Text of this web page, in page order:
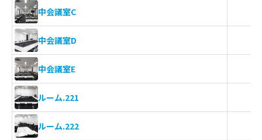
中会議室C
中会議室D
中会議室E
ルーム.221
ルーム.222